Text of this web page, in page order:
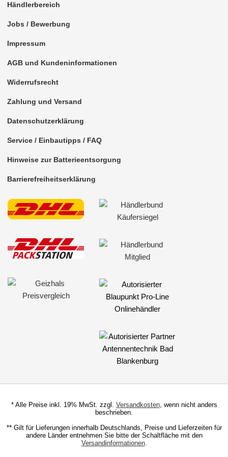
für MAN
für Mazda
für Mercedes
für Mini
für Mitsubishi
für Nissan
für Opel
für Peugeot
für Porsche
für Renault
für Smart
für Subaru
Händlerbereich
Jobs / Bewerbung
Impressum
AGB und Kundeninformationen
Widerrufsrecht
Zahlung und Versand
Datenschutzerklärung
Service / Einbautipps / FAQ
Hinweise zur Batterieentsorgung
Barrierefreiheitserklärung
* Alle Preise inkl. 19% MwSt. zzgl. Versandkosten, wenn nicht anders
beschrieben.
** Gilt für Lieferungen innerhalb Deutschlands, Preise und Lieferzeiten für
andere Länder entnehmen Sie bitte der Schaltfläche mit den
Versandinformationen.